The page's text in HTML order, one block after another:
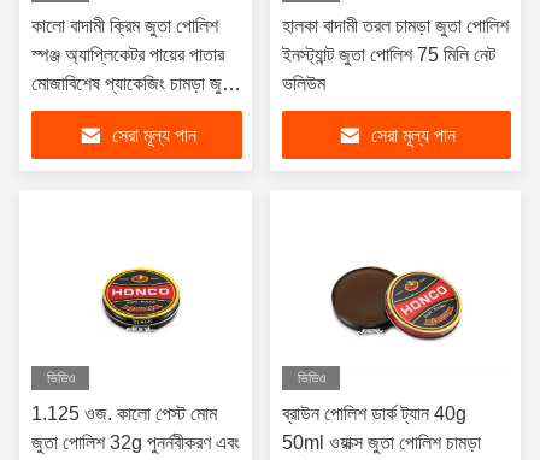
কালো বাদামী ক্রিম জুতা পোলিশ
স্পঞ্জ অ্যাপ্লিকেটর পায়ের পাতার
মোজাবিশেষ প্যাকেজিং চামড়া জুতা
গ্লেজ প্রয়োজনীয় পোলিশ
সেরা মূল্য পান
হালকা বাদামী তরল চামড়া জুতা পোলিশ
ইনস্ট্যান্ট জুতা পোলিশ 75 মিলি নেট
ভলিউম
সেরা মূল্য পান
ভিডিও
1.125 ওজ. কালো পেস্ট মোম
জুতা পোলিশ 32g পুনর্নবীকরণ এবং
ভিডিও
ব্রাউন পোলিশ ডার্ক ট্যান 40g
50ml ওয়াক্স জুতা পোলিশ চামড়া